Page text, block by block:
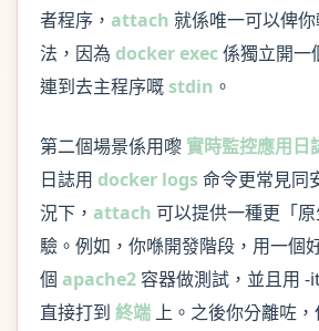
者程序， attach 就係唯一可以俾
法，因為 docker exec係獨立開一
連到去主程序嘅 stdin 。
第二個場景係用嚟 實時監控應用日
日誌用 docker logs命令更常見同
況下， attach 可以提供一種更「
驗。例如，你喺開發階段，用一個
個 apache2 容器做測試，並且用
直接打到 終端 上。之後你分離咗